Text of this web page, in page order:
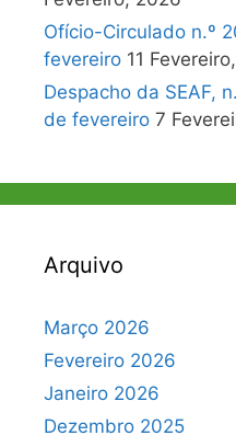
Ofício-Circulado n.º
fevereiro 11
Despacho da SEAF,
de fevereiro 7
Arquivo
Março 2026
Fevereiro 2026
Janeiro 2026
Dezembro 2025